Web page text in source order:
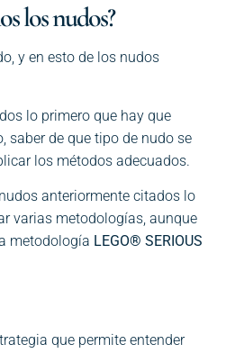
los nudos?
y en esto de los nudos
lo primero que hay que
saber de que tipo de nudo se
los métodos adecuados.
anteriormente citados lo
varias metodologías, aunque
metodología LEGO® SERIOUS
que permite entender